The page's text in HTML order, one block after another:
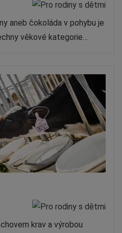
aneb čokoláda v pohybu je
věkové kategorie…
krav a výrobou